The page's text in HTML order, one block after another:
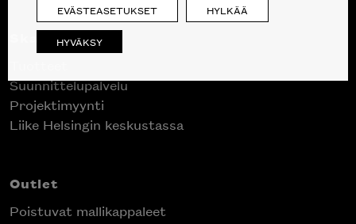
Skanno
Suunnittelupalvelu
Projektimyynti
Liike Helsingin keskustassa
Outlet
Poistuvat mallikappaleet
EVÄSTEASETUKSET HYLKÄÄ
HYVÄKSY